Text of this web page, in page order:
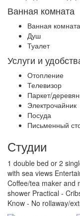
Ванная комната
Ванная комната
Душ
Туалет
Услуги и
Отопление
Телевизор
Паркет/
Электрочайник
Посуда
Письменный
Студии
1 double bed or 2
with sea views
Coffee/tea maker and
shower Practical -
Know - No rollaway/